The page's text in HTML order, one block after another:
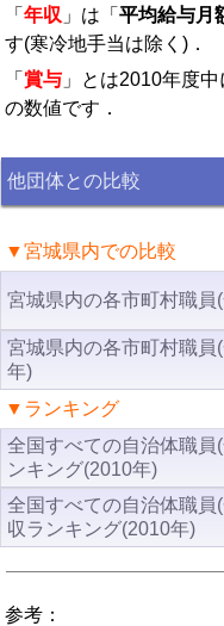
「 年収 」は「 平均給与月
す(寒冷地手当は除く)．
「 賞与 」とは2010年度
の数値です．
他団体との比較
▼宮城県内での比較
宮城県内の各市町村職
宮城県内の各市町村職
年)
▼ランキング
全国すべての自治体職員
ンキング(2010年)
全国すべての自治体職
収ランキング(2010年)
参考：